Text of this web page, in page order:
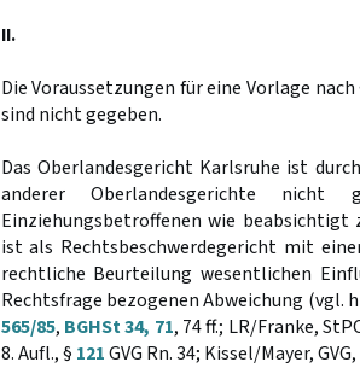
II.
Die Voraussetzungen für eine Vorlage nach
sind nicht gegeben.
Das Oberlandesgericht Karlsruhe ist
anderer Oberlandesgerichte
Einziehungsbetroffenen wie beabsichtigt
ist als Rechtsbeschwerdegericht mit
rechtliche Beurteilung wesentlichen
Rechtsfrage bezogenen Abweichung (vgl.
565/85, BGHSt 34, 71, 74 ff.; LR/Franke,
8. Aufl., § 121GVG Rn. 34; Kissel/Mayer,